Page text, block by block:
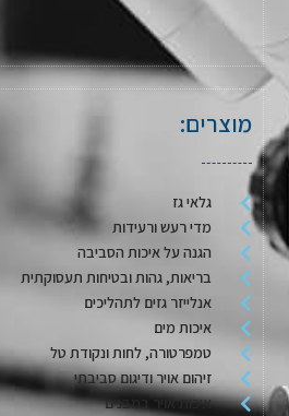
מוצרים:
גלאי גז
מדי רעש ורעידות
הגנה על איכות הסביבה
בריאות, גהות ובטיחות תעסוקתית
אנלייזר גזים לתהליכים
איכות מים
טמפרטורה, לחות ונקודת טל
זיהום אויר ודיגום סביבתי
איכות אויר במבנים